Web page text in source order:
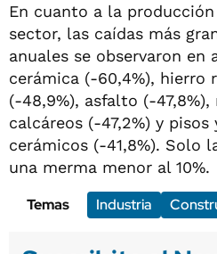
En cuanto a la
sector, las caídas más
anuales se observaron
cerámica (-60,4%), hierro
(-48,9%), asfalto (-
calcáreos (-47,2%) y
cerámicos (-41,8%). Solo
una merma menor al 10%.
Temas
Industria